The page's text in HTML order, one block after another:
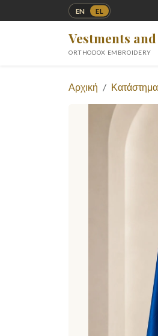
EN EL
Vestments
ORTHODOX EMBROIDERY
Αρχική Κατάστημα